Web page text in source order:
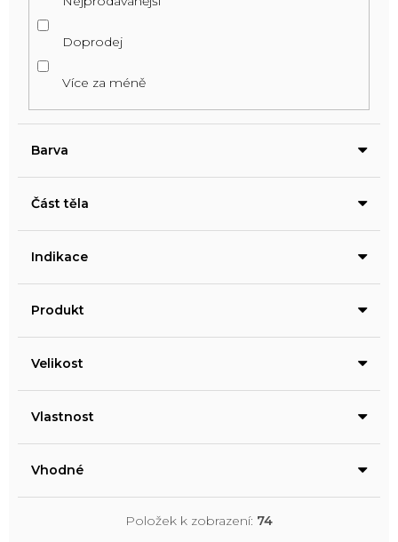
Doprodej
Více za méně
Barva
Část těla
Indikace
Produkt
Velikost
Vlastnost
Vhodné
Položek k zobrazení: 74